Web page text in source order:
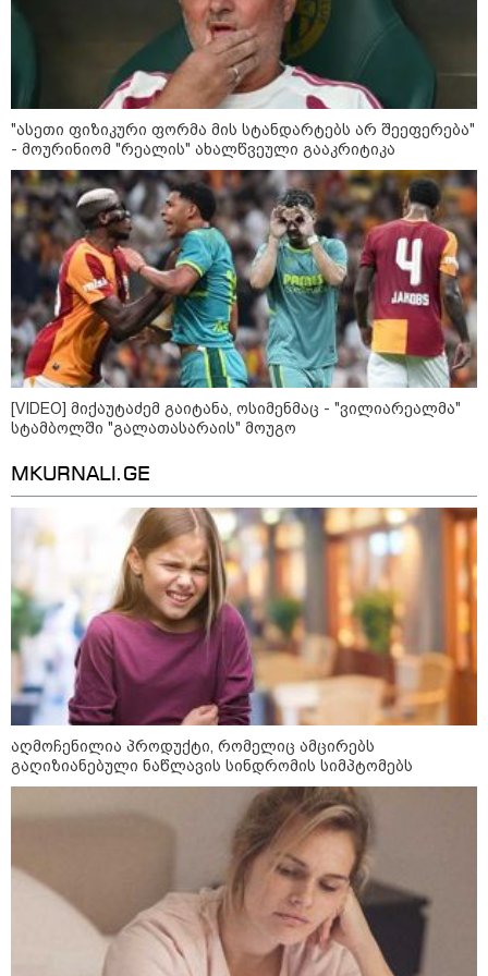
მოვლენები - ტრამპის
ადმინისტრაციამ “UFO”- ს
ფაილების მორიგი პაკეტი
გამოაქვეყნა
22:30 / 07-08-2026
ინტერნეტში ამაღელვებელი
კადრები ვრცელდება - როგორ
გადაარჩინა 56 წლის კაცმა
ბავშვები აბობოქრებულ ზღვაში
დახრჩობას
კატეგორიის ყველა სიახლე
"გონებაში ვალაგებდი, ეს ამბავი
პირველად ვისთვის მეთქვა, ვის
უნდა ჩავექოლე“
"ძალიან მძიმეა ჩემთვის ის, რაც
ახლა გითხარით“
"ეს უზნეო გზა
ხელისუფლებისთვის ცუდად
მთავრდება ხოლმე“
"ასეთი ფიზიკური ფორმა მის სტანდარტებს არ შეეფერება"
- მოურინიომ "რეალის" ახალწვეული გააკრიტიკა
[VIDEO] მიქაუტაძემ გაიტანა, ოსიმენმაც - "ვილიარეალმა"
სტამბოლში "გალათასარაის" მოუგო
MKURNALI.GE
აღმოჩენილია პროდუქტი, რომელიც ამცირებს
გაღიზიანებული ნაწლავის სინდრომის სიმპტომებს